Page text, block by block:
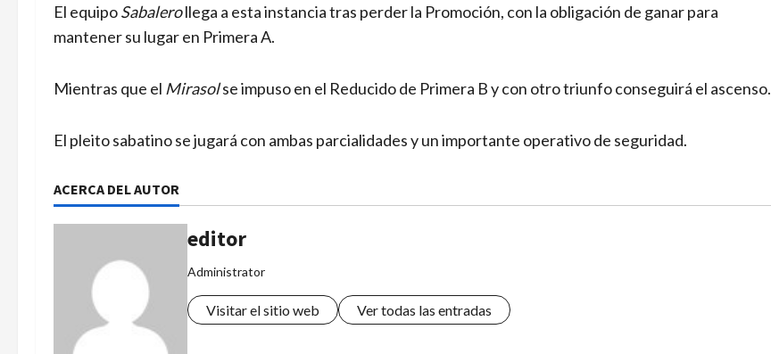
El equipoSabalerollega a esta instancia tras perder la Promoción, con la obligación de ganar para
mantener su lugar en Primera A.
Mientras que el Mirasolse impuso en el Reducido de Primera B y con otro triunfo conseguirá el ascenso.
El pleito sabatino se jugará con ambas parcialidades y un importante operativo de seguridad.
ACERCA DEL AUTOR
editor
Administrator
Visitar el sitio web Ver todas las entradas